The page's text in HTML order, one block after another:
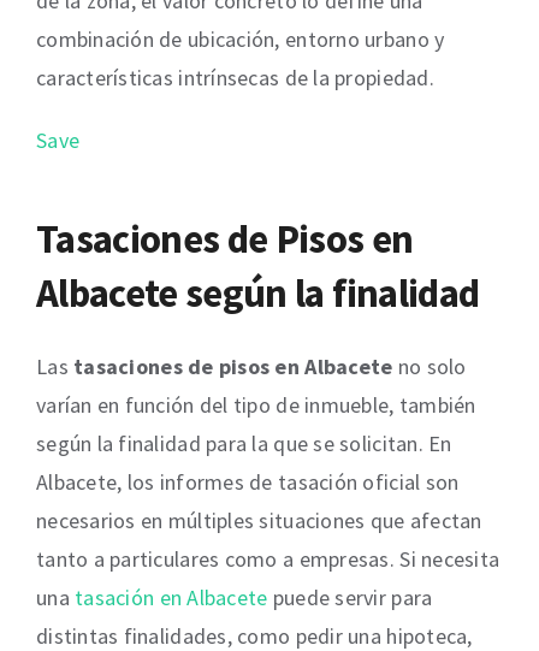
combinación de ubicación, entorno urbano y
características intrínsecas de la propiedad.
Save
Tasaciones de Pisos en
Albacete según la finalidad
Las tasaciones de pisos en Albacete no solo
varían en función del tipo de inmueble, también
según la finalidad para la que se solicitan. En
Albacete, los informes de tasación oficial son
necesarios en múltiples situaciones que afectan
tanto a particulares como a empresas. Si necesita
una tasación en Albacete puede servir para
distintas finalidades, como pedir una hipoteca,